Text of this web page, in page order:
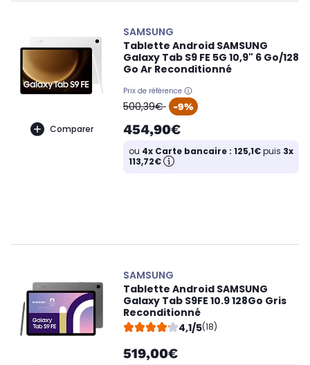
Comparer
SAMSUNG
Tablette Android SAMSUNG
Galaxy Tab S9 FE 5G 10,9" 6 Go/128
Go Ar Reconditionné
Prix de référence
oldPrice
500,39€ -9%
454,90€
ou 4x Carte bancaire : 125,1€puis 3x
113,72€
SAMSUNG
Tablette Android SAMSUNG
Galaxy Tab S9FE 10.9 128Go Gris
Reconditionné
4,1/5(18)
519,00€